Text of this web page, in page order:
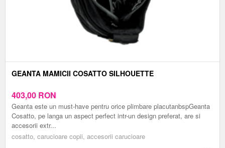
GEANTA MAMICII COSATTO SILHOUETTE
403,00 RON
Geanta este un must-have pentru orice plimbare placutanbspGeanta
Cosatto, pe langa un aspect perfect intr-un design preferat, are si
accesorii extr...
cosatto, carucioare copii, accesorii carucioare